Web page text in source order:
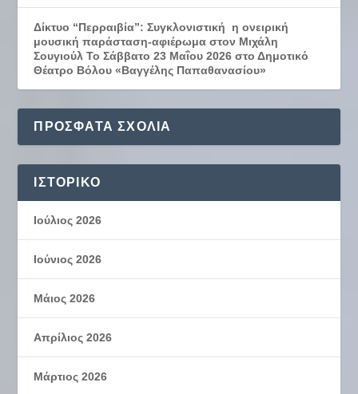
Δίκτυο “Περραιβία”: Συγκλονιστική η ονειρική
μουσική παράσταση-αφιέρωμα στον Μιχάλη
Σουγιούλ Το Σάββατο 23 Μαΐου 2026 στο Δημοτικό
Θέατρο Βόλου «Βαγγέλης Παπαθανασίου»
ΠΡΌΣΦΑΤΑ ΣΧΌΛΙΑ
ΙΣΤΟΡΙΚΌ
Ιούλιος 2026
Ιούνιος 2026
Μάιος 2026
Απρίλιος 2026
Μάρτιος 2026